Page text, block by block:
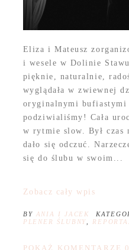
Eliza i Mateusz
i wesele w Dolinie
pięknie, naturalnie,
wyglądała w zwiewnej
oryginalnymi bufiastymi
podziwialiśmy! Cała
w rytmie slow. Był czas
dało się odczuć.
się do ślubu w swoim...
Zobacz cały wpis
BY ANIA I JACEK
PLENER ŚLUBNY
POKAŻ KOMENTARZE